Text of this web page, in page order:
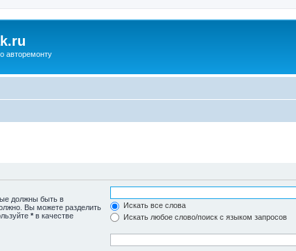
авторемонту
должны быть в
Вы можете разделить
* в качестве
Искать все слова
Искать любое слово/поиск с языком запросов